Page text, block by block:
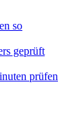
so
geprüft
prüfen